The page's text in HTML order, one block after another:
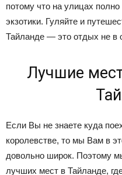
потому что на улицах
экзотики. Гуляйте и
Тайланде — это отдых не в
Лучшие
Если Вы не знаете куда
королевстве, то мы Вам в
довольно широк. Поэтому
лучших мест в Тайланде,